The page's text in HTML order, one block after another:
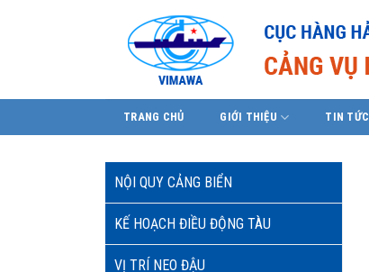
TRANG CHỦ GIỚI THIỆU TIN TỨC
NỘI QUY CẢNG BIỂN
KẾ HOẠCH ĐIỀU ĐỘNG TÀU
VỊ TRÍ NEO ĐẬU